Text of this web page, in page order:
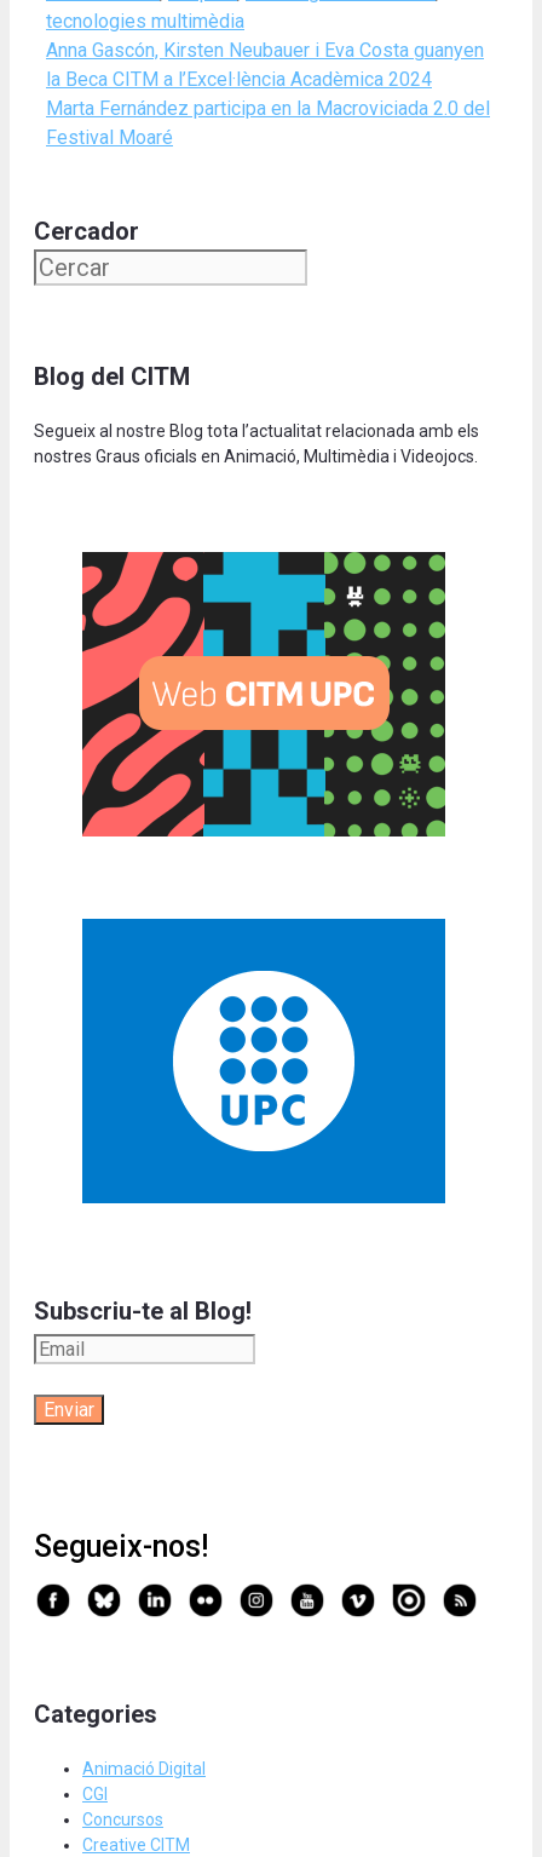
tecnologies multimèdia
Anna Gascón, Kirsten Neubauer i Eva Costa guanyen
la Beca CITM a l’Excel·lència Acadèmica 2024
Marta Fernández participa en la Macroviciada 2.0 del
Festival Moaré
Cercador
Blog del CITM
Segueix al nostre Blog tota l’actualitat relacionada amb els
nostres Graus oficials en Animació, Multimèdia i Videojocs.
Subscriu-te al Blog!
Segueix-nos!
Categories
Animació Digital
CGI
Concursos
Creative CITM